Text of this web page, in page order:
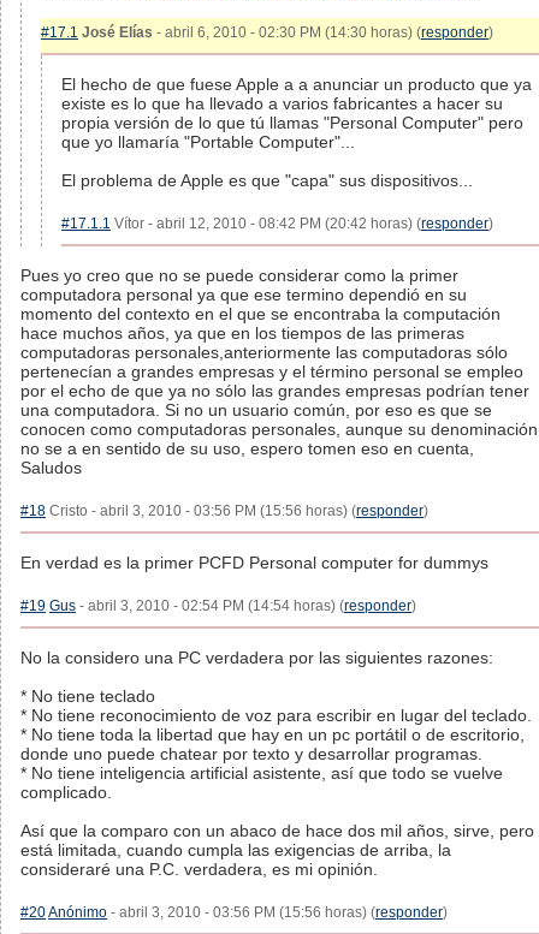
#17.1 José Elías - abril 6, 2010 - 02:30 PM (14:30 horas) (responder)
El hecho de que fuese Apple a a anunciar un producto que ya
existe es lo que ha llevado a varios fabricantes a hacer su
propia versión de lo que tú llamas "Personal Computer" pero
que yo llamaría "Portable Computer"...
El problema de Apple es que "capa" sus dispositivos...
#17.1.1 Vítor - abril 12, 2010 - 08:42 PM (20:42 horas) (responder)
Pues yo creo que no se puede considerar como la primer
computadora personal ya que ese termino dependió en su
momento del contexto en el que se encontraba la computación
hace muchos años, ya que en los tiempos de las primeras
computadoras personales,anteriormente las computadoras sólo
pertenecían a grandes empresas y el término personal se empleo
por el echo de que ya no sólo las grandes empresas podrían tener
una computadora. Si no un usuario común, por eso es que se
conocen como computadoras personales, aunque su denominación
no se a en sentido de su uso, espero tomen eso en cuenta,
Saludos
#18 Cristo - abril 3, 2010 - 03:56 PM (15:56 horas) (responder)
En verdad es la primer PCFD Personal computer for dummys
#19 Gus - abril 3, 2010 - 02:54 PM (14:54 horas) (responder)
No la considero una PC verdadera por las siguientes razones:
* No tiene teclado
* No tiene reconocimiento de voz para escribir en lugar del teclado.
* No tiene toda la libertad que hay en un pc portátil o de escritorio,
donde uno puede chatear por texto y desarrollar programas.
* No tiene inteligencia artificial asistente, así que todo se vuelve
complicado.
Así que la comparo con un abaco de hace dos mil años, sirve, pero
está limitada, cuando cumpla las exigencias de arriba, la
consideraré una P.C. verdadera, es mi opinión.
#20Anónimo - abril 3, 2010 - 03:56 PM (15:56 horas) (responder)